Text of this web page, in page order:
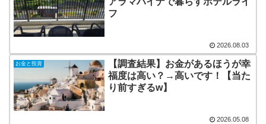
フ
2026.08.03
お金と投資
【調査結果】お金があるほうが幸
福度は高い？→高いです！【当た
り前すぎるw】
2026.05.08